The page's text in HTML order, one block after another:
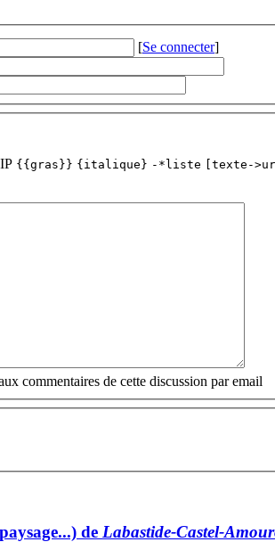
[Se connecter]
{{gras}} {italique} -*liste [texte-
commentaires de cette discussion par email
de Labastide-Castel-